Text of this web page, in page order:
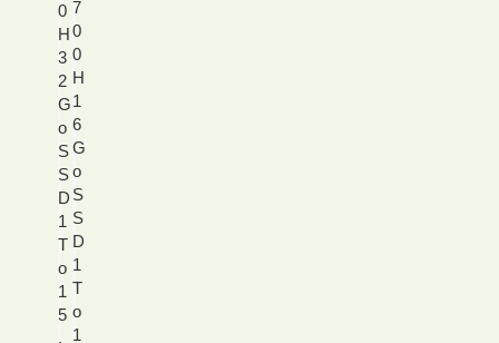
0
H
3
2
G
o
S
S
D
1
T
o
1
5
.
7
0
0
H
1
6
G
o
S
S
D
1
T
o
1